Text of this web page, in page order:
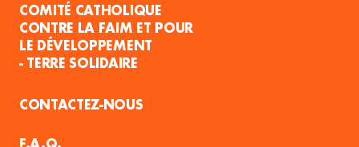
COMITÉ CATHOLIQUE
CONTRE LA FAIM ET POUR
LE DÉVELOPPEMENT
- TERRE SOLIDAIRE
CONTACTEZ-NOUS
F.A.Q.